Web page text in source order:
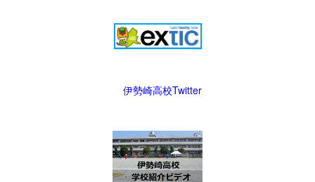
伊勢崎高校Twitter